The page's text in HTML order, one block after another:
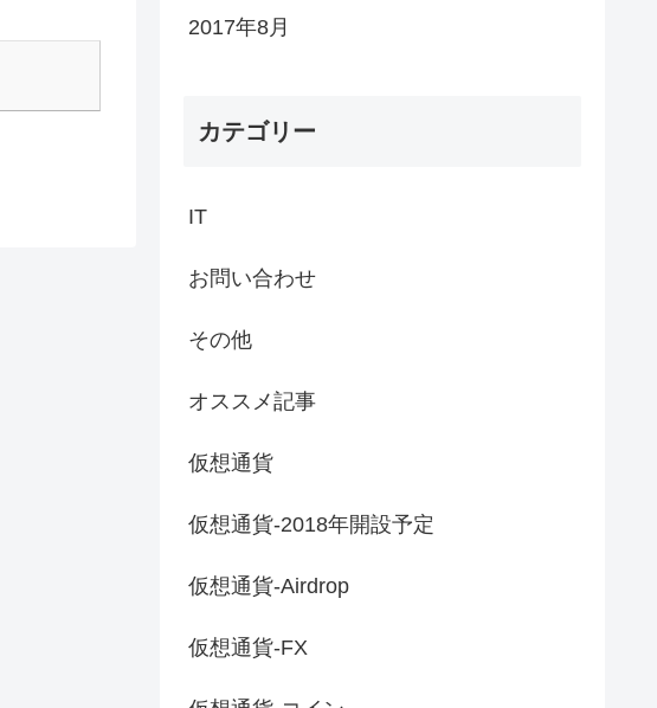
2017年8月
カテゴリー
IT
お問い合わせ
その他
オススメ記事
仮想通貨
仮想通貨-2018年開設予定
仮想通貨-Airdrop
仮想通貨-FX